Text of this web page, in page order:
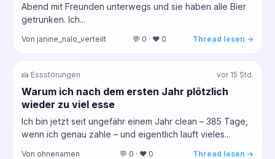
Abend mit Freunden unterwegs und sie haben alle Bier
getrunken. Ich...
Von janine_nalo_verteilt 💬 0 · ❤️ 0 Thread lesen →
🍰 Essstörungen vor 15 Std.
Warum ich nach dem ersten Jahr plötzlich
wieder zu viel esse
Ich bin jetzt seit ungefähr einem Jahr clean – 385 Tage,
wenn ich genau zahle – und eigentlich lauft vieles...
Von ohnenamen 💬 0 · ❤️ 0 Thread lesen →